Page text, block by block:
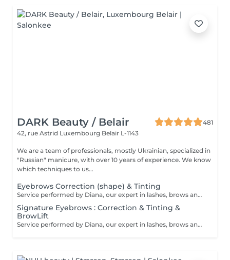
DARK Beauty / Belair
481
42, rue Astrid Luxembourg Belair L-1143
We are a team of professionals, mostly Ukrainian, specialized in
"Russian" manicure, with over 10 years of experience. We know
which techniques to us...
Eyebrows Correction (shape) & Tinting
Service performed by Diana, our expert in lashes, brows and hair removal, with over 10 years of experience, ensuring precision and high-quality results.
Signature Eyebrows : Correction & Tinting &
BrowLift
Service performed by Diana, our expert in lashes, brows and hair removal, with over 10 years of experience, ensuring precision and high-quality results.